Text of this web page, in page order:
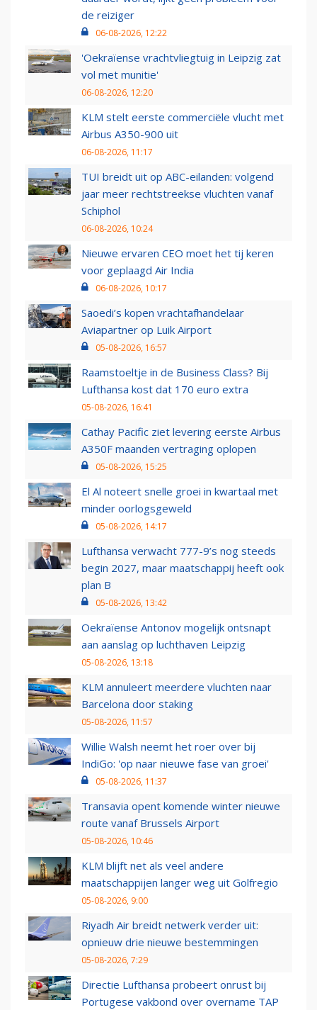
de reiziger
06-08-2026, 12:22
'Oekraïense vrachtvliegtuig in Leipzig zat
vol met munitie'
06-08-2026, 12:20
KLM stelt eerste commerciële vlucht met
Airbus A350-900 uit
06-08-2026, 11:17
TUI breidt uit op ABC-eilanden: volgend
jaar meer rechtstreekse vluchten vanaf
Schiphol
06-08-2026, 10:24
Nieuwe ervaren CEO moet het tij keren
voor geplaagd Air India
06-08-2026, 10:17
Saoedi’s kopen vrachtafhandelaar
Aviapartner op Luik Airport
05-08-2026, 16:57
Raamstoeltje in de Business Class? Bij
Lufthansa kost dat 170 euro extra
05-08-2026, 16:41
Cathay Pacific ziet levering eerste Airbus
A350F maanden vertraging oplopen
05-08-2026, 15:25
El Al noteert snelle groei in kwartaal met
minder oorlogsgeweld
05-08-2026, 14:17
Lufthansa verwacht 777-9’s nog steeds
begin 2027, maar maatschappij heeft ook
plan B
05-08-2026, 13:42
Oekraïense Antonov mogelijk ontsnapt
aan aanslag op luchthaven Leipzig
05-08-2026, 13:18
KLM annuleert meerdere vluchten naar
Barcelona door staking
05-08-2026, 11:57
Willie Walsh neemt het roer over bij
IndiGo: 'op naar nieuwe fase van groei'
05-08-2026, 11:37
Transavia opent komende winter nieuwe
route vanaf Brussels Airport
05-08-2026, 10:46
KLM blijft net als veel andere
maatschappijen langer weg uit Golfregio
05-08-2026, 9:00
Riyadh Air breidt netwerk verder uit:
opnieuw drie nieuwe bestemmingen
05-08-2026, 7:29
Directie Lufthansa probeert onrust bij
Portugese vakbond over overname TAP